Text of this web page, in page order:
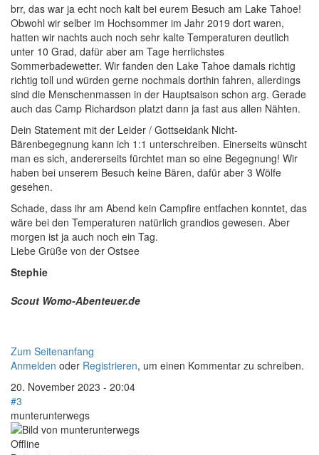
brr, das war ja echt noch kalt bei eurem Besuch am Lake Tahoe!
Obwohl wir selber im Hochsommer im Jahr 2019 dort waren,
hatten wir nachts auch noch sehr kalte Temperaturen deutlich
unter 10 Grad, dafür aber am Tage herrlichstes
Sommerbadewetter. Wir fanden den Lake Tahoe damals richtig
richtig toll und würden gerne nochmals dorthin fahren, allerdings
sind die Menschenmassen in der Hauptsaison schon arg. Gerade
auch das Camp Richardson platzt dann ja fast aus allen Nähten.
Dein Statement mit der Leider / Gottseidank Nicht-
Bärenbegegnung kann ich 1:1 unterschreiben. Einerseits wünscht
man es sich, andererseits fürchtet man so eine Begegnung! Wir
haben bei unserem Besuch keine Bären, dafür aber 3 Wölfe
gesehen.
Schade, dass ihr am Abend kein Campfire entfachen konntet, das
wäre bei den Temperaturen natürlich grandios gewesen. Aber
morgen ist ja auch noch ein Tag.
Liebe Grüße von der Ostsee
Stephie
Scout Womo-Abenteuer.de
Zum Seitenanfang
Anmelden oder Registrieren, um einen Kommentar zu schreiben.
20. November 2023 - 20:04
#3
munterunterwegs
Offline